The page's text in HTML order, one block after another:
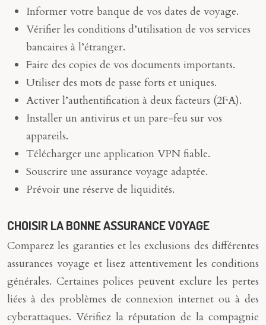
Informer votre banque de vos dates de voyage.
Vérifier les conditions d’utilisation de vos services
bancaires à l’étranger.
Faire des copies de vos documents importants.
Utiliser des mots de passe forts et uniques.
Activer l’authentification à deux facteurs (2FA).
Installer un antivirus et un pare-feu sur vos
appareils.
Télécharger une application VPN fiable.
Souscrire une assurance voyage adaptée.
Prévoir une réserve de liquidités.
CHOISIR LA BONNE ASSURANCE VOYAGE
Comparez les garanties et les exclusions des différentes
assurances voyage et lisez attentivement les conditions
générales. Certaines polices peuvent exclure les pertes
liées à des problèmes de connexion internet ou à des
cyberattaques. Vérifiez la réputation de la compagnie